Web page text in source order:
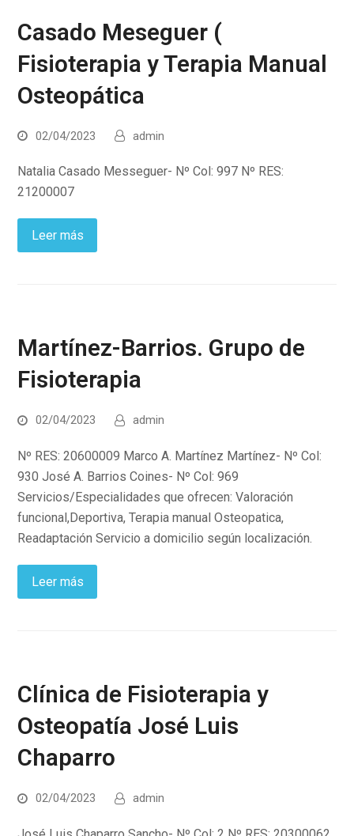
Casado Meseguer (
Fisioterapia y Terapia Manual
Osteopática
02/04/2023 admin
Natalia Casado Messeguer- Nº Col: 997 Nº RES:
21200007
Leer más
Martínez-Barrios. Grupo de
Fisioterapia
02/04/2023 admin
Nº RES: 20600009 Marco A. Martínez Martínez- Nº Col:
930 José A. Barrios Coines- Nº Col: 969
Servicios/Especialidades que ofrecen: Valoración
funcional,Deportiva, Terapia manual Osteopatica,
Readaptación Servicio a domicilio según localización.
Leer más
Clínica de Fisioterapia y
Osteopatía José Luis
Chaparro
02/04/2023 admin